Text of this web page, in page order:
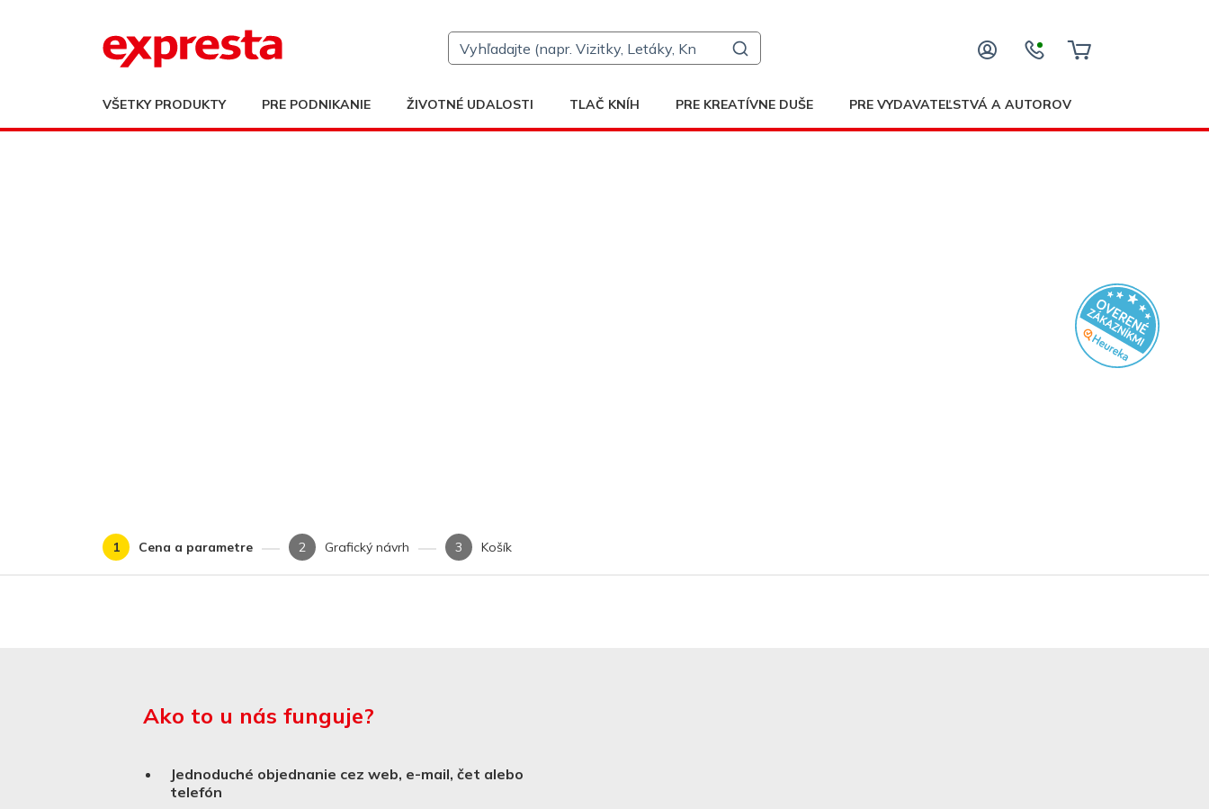
VŠETKY PRODUKTY PRE PODNIKANIE ŽIVOTNÉ UDALOSTI TLAČ KNÍH PRE KREATÍVNE DUŠE PRE VYDAVATEĽSTVÁ A AUTOROV
Cena a parametre Grafický návrh Košík
Ako to u nás funguje?
Jednoduché objednanie cez web, e-mail, čet alebo
telefón